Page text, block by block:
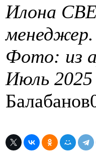
Илона
менеджер.
Фото: из
Июль 2025